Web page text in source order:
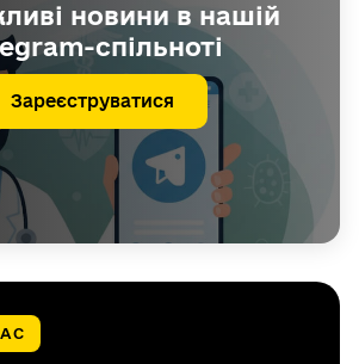
новини в нашій
спільноті
Зареєструватися